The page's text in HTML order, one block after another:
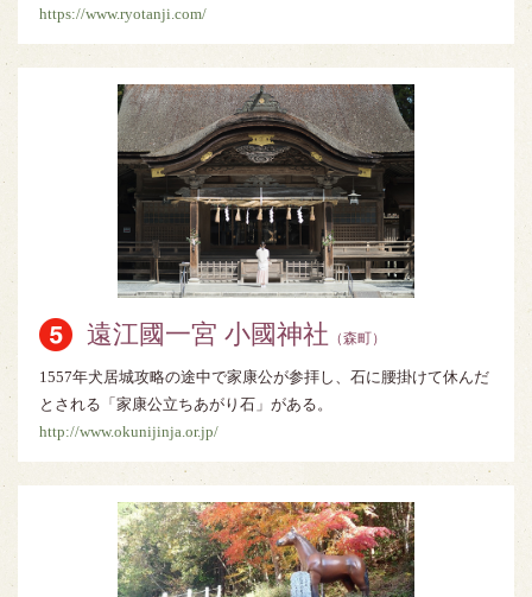
https://www.ryotanji.com/
遠江國一宮 小國神社 （森町）
1557年犬居城攻略の途中で家康公が参拝し、石に腰掛けて休んだ
とされる「家康公立ちあがり石」がある。
http://www.okunijinja.or.jp/